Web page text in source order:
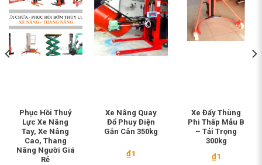
Phục Hồi Thuỷ
Lực Xe Nâng
Tay, Xe Nâng
Cao, Thang
Nâng Người Giá
Rẻ
Xe Nâng Quay
Đổ Phuy Điện
Gắn Cân 350kg
₫1
Xe Đẩy Thùng
Phi Thấp Mẫu B
– Tải Trọng
300kg
₫1